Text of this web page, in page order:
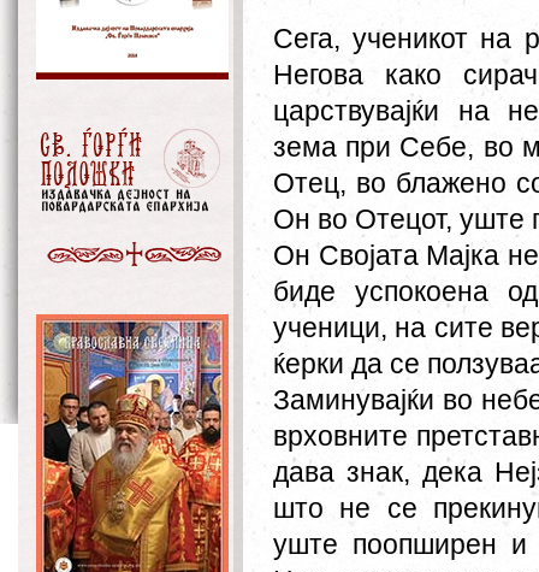
Сега, ученикот на
Негова како
царствувајќи на
зема при Себе, во
Отец, во блажено
Он во Отецот, уште
Он Својата Мајка
биде успокоена
ученици, на сите
ќерки да се
Заминувајќи во
врховните
дава знак, дека
што не се
уште поопширен и